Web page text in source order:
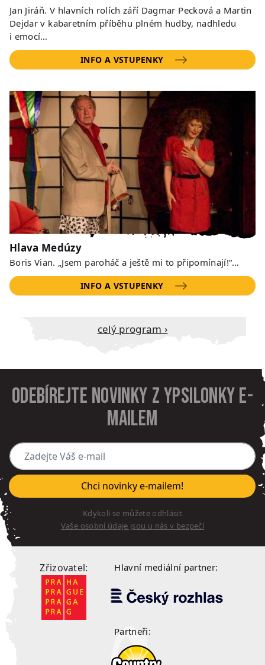
Jan Jiráň. V hlavních rolích září Dagmar Pecková a Martin
Dejdar v kabaretním příběhu plném hudby, nadhledu
i emocí…
INFO A VSTUPENKY
Hlava Medúzy
Boris Vian. „Jsem paroháč a ještě mi to připomínají!“…
INFO A VSTUPENKY
Celý program ›
Odebírejte novinky z Ypsilonky e-
mailem
Zadejte Váš e-mail
Chci novinky e-mailem!
Kdykoli se můžete odhlásit
Vaše osobní údaje jsou u nás v bezpečí
Zřizovatel: Hlavní mediální partner:
Partneři: